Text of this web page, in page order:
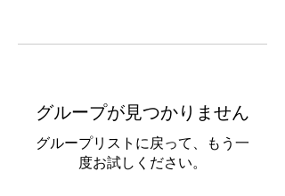
グループが見つかりません
グループリストに戻って、もう一
度お試しください。